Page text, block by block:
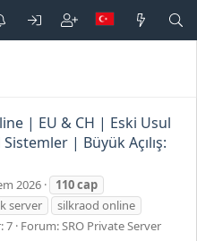
| EU & CH | Eski Usul
| Büyük Açılış:
2026 110cap
server
silkraod online
7 Forum:SRO Private Server